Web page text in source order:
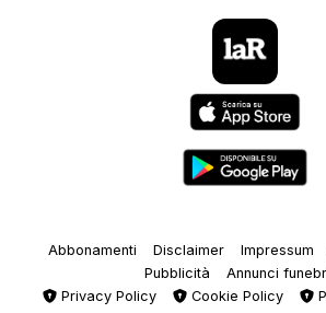
Abbonamenti Disclaimer Impressum
Pubblicità
Annunci
Privacy Policy
Cookie Policy